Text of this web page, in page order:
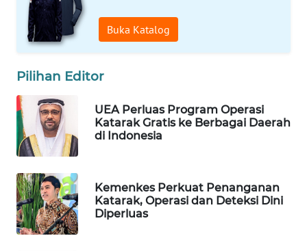
Buka Katalog
Pilihan Editor
UEA Perluas Program Operasi
Katarak Gratis ke Berbagai Daerah
di Indonesia
Kemenkes Perkuat Penanganan
Katarak, Operasi dan Deteksi Dini
Diperluas
WN
LIKUPANG
LABUANBAJO
WN
BORNEO
Media
Group
WAHANA
NEWS